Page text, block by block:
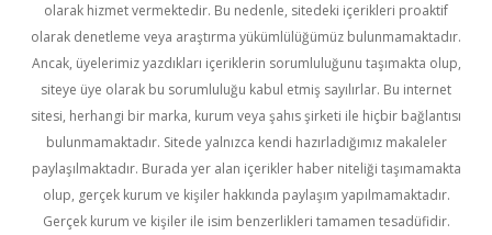
olarak hizmet vermektedir. Bu nedenle, sitedeki içerikleri proaktif
olarak denetleme veya araştırma yükümlülüğümüz bulunmamaktadır.
Ancak, üyelerimiz yazdıkları içeriklerin sorumluluğunu taşımakta olup,
siteye üye olarak bu sorumluluğu kabul etmiş sayılırlar. Bu internet
sitesi, herhangi bir marka, kurum veya şahıs şirketi ile hiçbir bağlantısı
bulunmamaktadır. Sitede yalnızca kendi hazırladığımız makaleler
paylaşılmaktadır. Burada yer alan içerikler haber niteliği taşımamakta
olup, gerçek kurum ve kişiler hakkında paylaşım yapılmamaktadır.
Gerçek kurum ve kişiler ile isim benzerlikleri tamamen tesadüfidir.